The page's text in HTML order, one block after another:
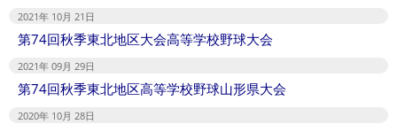
2021年 10月 21日
第74回秋季東北地区大会高等学校野球大会
2021年 09月 29日
第74回秋季東北地区高等学校野球山形県大会
2020年 10月 28日